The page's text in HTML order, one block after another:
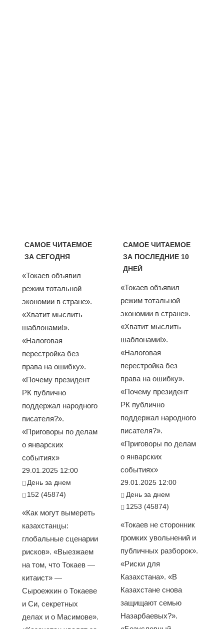
САМОЕ ЧИТАЕМОЕ
ЗА СЕГОДНЯ
«Токаев объявил
режим тотальной
экономии в стране».
«Хватит мыслить
шаблонами!».
«Налоговая
перестройка без
права на ошибку».
«Почему президент
РК публично
поддержал народного
писателя?».
«Приговоры по делам
о январских
событиях»
29.01.2025 12:00
День за днем
152 (45874)
«Как могут вымереть
казахстанцы:
глобальные сценарии
рисков». «Выезжаем
на том, что Токаев —
китаист» —
Сыроежкин о Токаеве
и Си, секретных
делах и о Масимове».
САМОЕ ЧИТАЕМОЕ
ЗА ПОСЛЕДНИЕ 10
ДНЕЙ
«Токаев объявил
режим тотальной
экономии в стране».
«Хватит мыслить
шаблонами!».
«Налоговая
перестройка без
права на ошибку».
«Почему президент
РК публично
поддержал народного
писателя?».
«Приговоры по делам
о январских
событиях»
29.01.2025 12:00
День за днем
1253 (45874)
«Токаев не сторонник
громких увольнений и
публичных разборок».
«Риски для
Казахстана». «В
Казахстане снова
защищают семью
Назарбаевых?».